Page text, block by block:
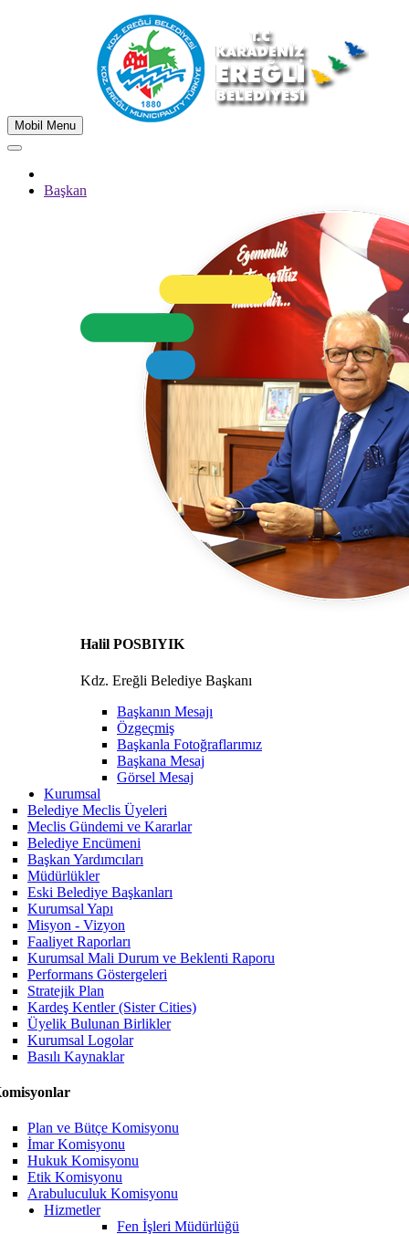
Mobil Menu
Başkan
Halil POSBIYIK
Kdz. Ereğli Belediye Başkanı
Başkanın Mesajı
Özgeçmiş
Başkanla Fotoğraflarımız
Başkana Mesaj
Görsel Mesaj
Kurumsal
Belediye Meclis Üyeleri
Meclis Gündemi ve Kararlar
Belediye Encümeni
Başkan Yardımcıları
Müdürlükler
Eski Belediye Başkanları
Kurumsal Yapı
Misyon - Vizyon
Faaliyet Raporları
Kurumsal Mali Durum ve Beklenti Raporu
Performans Göstergeleri
Stratejik Plan
Kardeş Kentler (Sister Cities)
Üyelik Bulunan Birlikler
Kurumsal Logolar
Basılı Kaynaklar
Plan ve Bütçe Komisyonu
İmar Komisyonu
Hukuk Komisyonu
Etik Komisyonu
Arabuluculuk Komisyonu
Hizmetler
Fen İşleri Müdürlüğü